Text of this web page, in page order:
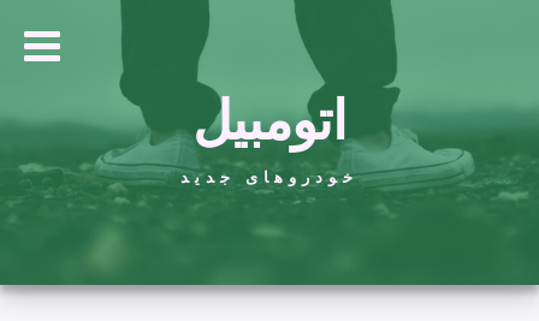
اتومبیل
خودروهای جدید